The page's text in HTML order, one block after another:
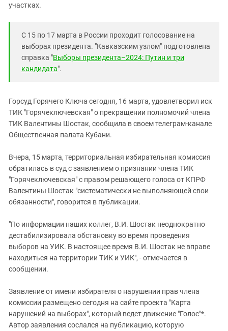
участках.
С 15 по 17 марта в России проходит голосование на
выборах президента. "Кавказским узлом" подготовлена
справка "Выборы президента–2024: Путин и три
кандидата".
Горсуд Горячего Ключа сегодня, 16 марта, удовлетворил иск
ТИК "Горячеключевская" о прекращении полномочий члена
ТИК Валентины Шостак, сообщила в своем телеграм-канале
Общественная палата Кубани.
Вчера, 15 марта, территориальная избирательная комиссия
обратилась в суд с заявлением о признании члена ТИК
"Горячеключевская" с правом решающего голоса от КПРФ
Валентины Шостак "систематически не выполняющей свои
обязанности", говорится в публикации.
"По информации наших коллег, В.И. Шостак неоднократно
дестабилизировала обстановку во время проведения
выборов на УИК. В настоящее время В.И. Шостак не вправе
находиться на территории ТИК и УИК", - отмечается в
сообщении.
Заявление от имени избирателя о нарушении прав члена
комиссии размещено сегодня на сайте проекта "Карта
нарушений на выборах", который ведет движение "Голос"*.
Автор заявления сослался на публикацию, которую